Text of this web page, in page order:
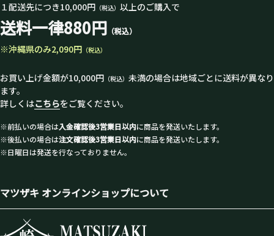
１配送先につき10,000円 （税込） 以上のご購入で
送料一律880円 （税込）
※沖縄県のみ2,090円 （税込）
お買い上げ金額が10,000円 （税込） 未満の場合は地域ごとに送料が異なり
ます。
詳しくはこちらをご覧ください。
※前払いの場合は入金確認後3営業日以内に商品を発送いたします。
※後払いの場合は注文確認後3営業日以内に商品を発送いたします。
※日曜日は発送を行なっておりません。
マツザキ オンラインショップについて